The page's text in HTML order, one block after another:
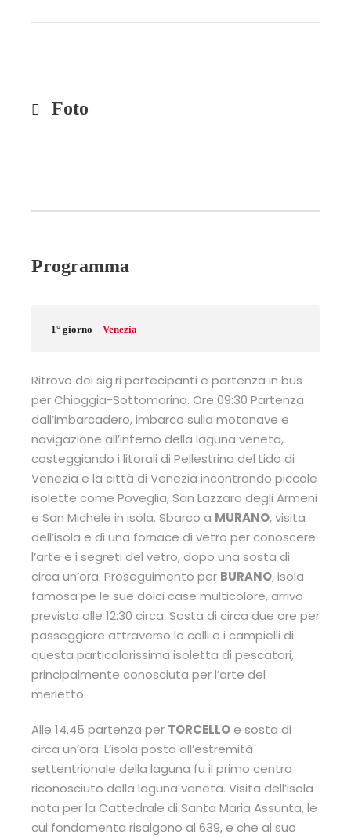
Foto
Programma
1° giorno Venezia
Ritrovo dei sig.ri partecipanti e partenza in bus
per Chioggia-Sottomarina. Ore 09:30 Partenza
dall’imbarcadero, imbarco sulla motonave e
navigazione all’interno della laguna veneta,
costeggiando i litorali di Pellestrina del Lido di
Venezia e la città di Venezia incontrando piccole
isolette come Poveglia, San Lazzaro degli Armeni
e San Michele in isola. Sbarco a MURANO, visita
dell’isola e di una fornace di vetro per conoscere
l’arte e i segreti del vetro, dopo una sosta di
circa un’ora. Proseguimento per BURANO, isola
famosa pe le sue dolci case multicolore, arrivo
previsto alle 12:30 circa. Sosta di circa due ore per
passeggiare attraverso le calli e i campielli di
questa particolarissima isoletta di pescatori,
principalmente conosciuta per l’arte del
merletto.
Alle 14.45 partenza per TORCELLOe sosta di
circa un’ora. L’isola posta all’estremità
settentrionale della laguna fu il primo centro
riconosciuto della laguna veneta. Visita dell’isola
nota per la Cattedrale di Santa Maria Assunta, le
cui fondamenta risalgono al 639, e che al suo